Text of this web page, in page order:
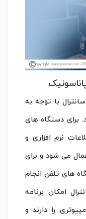
با توجه به
برای دستگاه های
نرم افزاری و
می شود و برای
های تلفن انجام
امکان برنامه
را دارند و